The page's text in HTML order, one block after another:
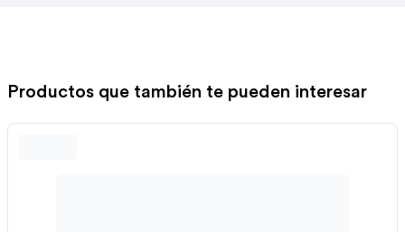
Productos que también te pueden interesar